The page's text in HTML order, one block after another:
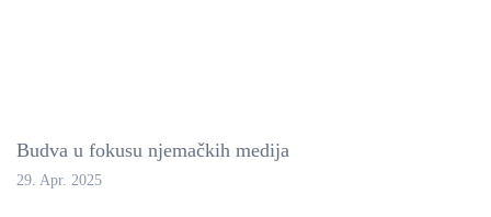
Budva u fokusu njemačkih medija
29. Apr. 2025